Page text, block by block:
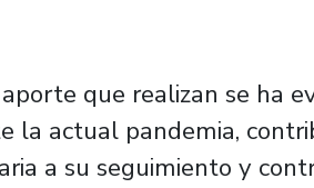
que realizan se ha
la actual pandemia,
a su seguimiento y